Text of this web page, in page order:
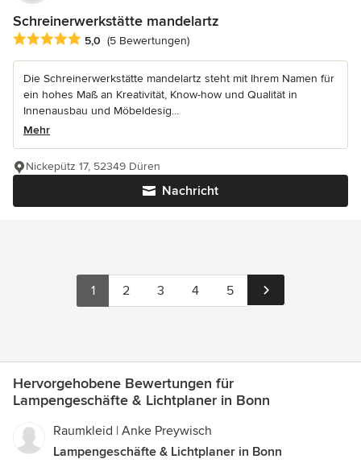
Schreinerwerkstätte mandelartz
Durchschnittliche Bewertung: 5 von 5 Sternen
5,0 (5 Bewertungen)
Die Schreinerwerkstätte mandelartz steht mit Ihrem Namen für
ein hohes Maß an Kreativität, Know-how und Qualität in
Innenausbau und Möbeldesig...
Mehr
Nachricht
Nickepütz 17, 52349 Düren
1 2 3 4 5
Hervorgehobene Bewertungen für
Lampengeschäfte & Lichtplaner in Bonn
Raumkleid | Anke Preywisch
Lampengeschäfte & Lichtplaner in Bonn